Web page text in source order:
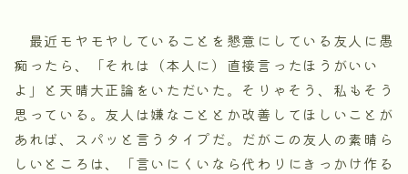
最近モヤモヤしていることを懇意にしている友人に愚
痴ったら、「それは（本人に）直接言ったほうがいい
よ」と天晴大正論をいただいた。そりゃそう、私もそう
思っている。友人は嫌なこととか改善してほしいことが
あれば、スパッと言うタイプだ。だがこの友人の素晴ら
しいところは、「言いにくいなら代わりにきっかけ作る